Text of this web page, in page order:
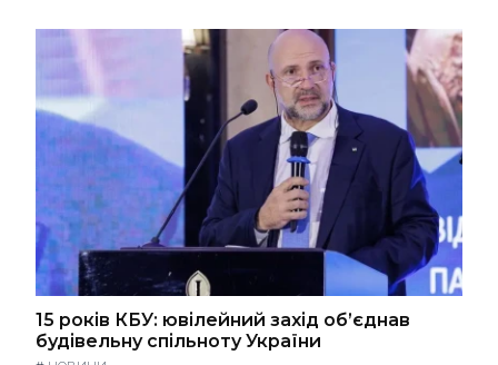
15 років КБУ: ювілейний захід об’єднав
будівельну спільноту України